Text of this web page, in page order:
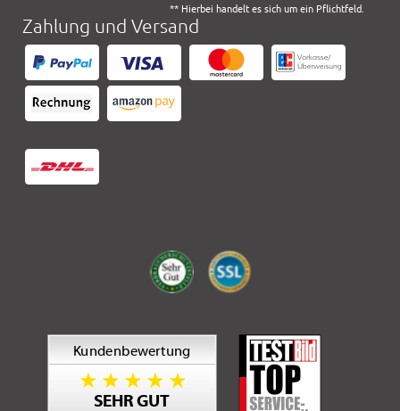
** Hierbei handelt es sich um ein Pflichtfeld.
Zahlung und Versand